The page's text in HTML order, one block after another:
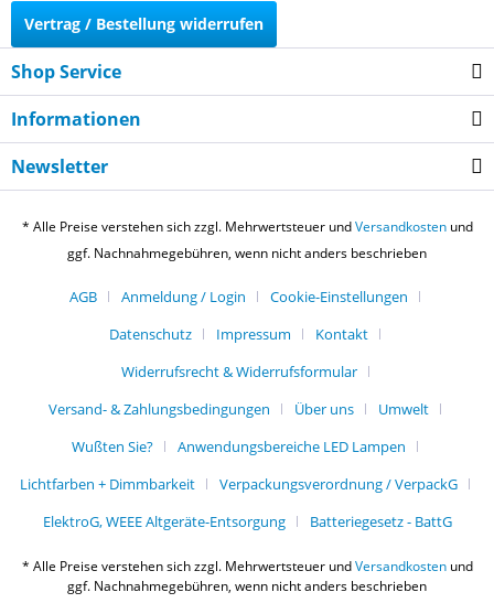
Vertrag / Bestellung widerrufen
Shop Service
Informationen
Newsletter
* Alle Preise verstehen sich zzgl. Mehrwertsteuer undVersandkostenund
ggf. Nachnahmegebühren, wenn nicht anders beschrieben
AGB Anmeldung / Login
Cookie-Einstellungen
Datenschutz
Impressum
Kontakt
Widerrufsrecht & Widerrufsformular
Versand- & Zahlungsbedingungen
Über uns
Umwelt
Wußten Sie?
Anwendungsbereiche LED Lampen
Lichtfarben + Dimmbarkeit
Verpackungsverordnung / VerpackG
ElektroG, WEEE Altgeräte-Entsorgung
Batteriegesetz - BattG
* Alle Preise verstehen sich zzgl. Mehrwertsteuer undVersandkostenund
ggf. Nachnahmegebühren, wenn nicht anders beschrieben